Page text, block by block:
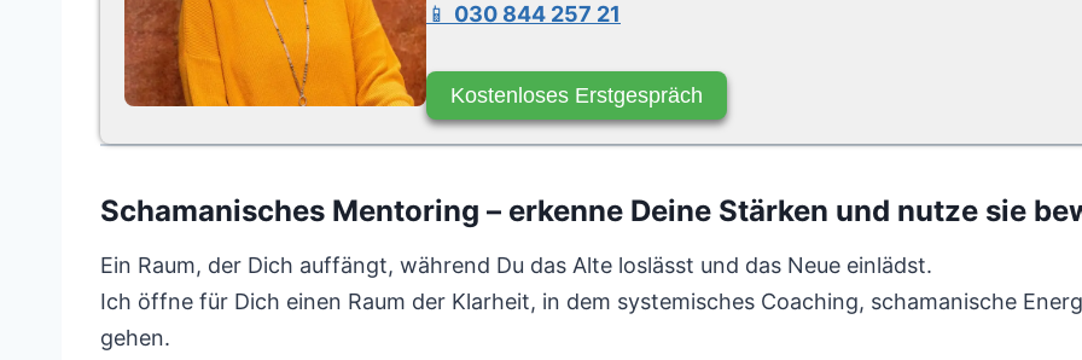
📱 030 844 257 21
Kostenloses Erstgespräch
Schamanisches Mentoring – erkenne Deine Stärken und nutze sie
Ein Raum, der Dich auffängt, während Du das Alte loslässt und das Neue einlädst.
Ich öffne für Dich einen Raum der Klarheit, in dem systemisches Coaching, schamanische
gehen.